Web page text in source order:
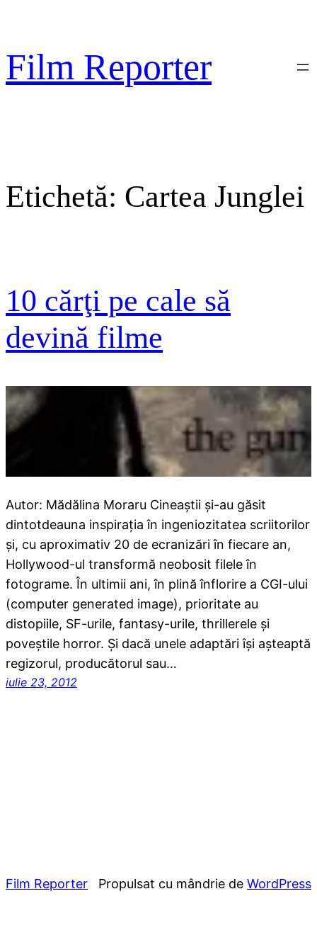
conținut
Film Reporter
Etichetă: Cartea Junglei
10 cărţi pe cale să
devină filme
Autor: Mădălina Moraru Cineaştii şi-au găsit
dintotdeauna inspiraţia în ingeniozitatea scriitorilor
şi, cu aproximativ 20 de ecranizări în fiecare an,
Hollywood-ul transformă neobosit filele în
fotograme. În ultimii ani, în plină înflorire a CGI-ului
(computer generated image), prioritate au
distopiile, SF-urile, fantasy-urile, thrillerele şi
poveştile horror. Şi dacă unele adaptări îşi aşteaptă
regizorul, producătorul sau…
iulie 23, 2012
Film Reporter Propulsat cu mândrie de WordPress